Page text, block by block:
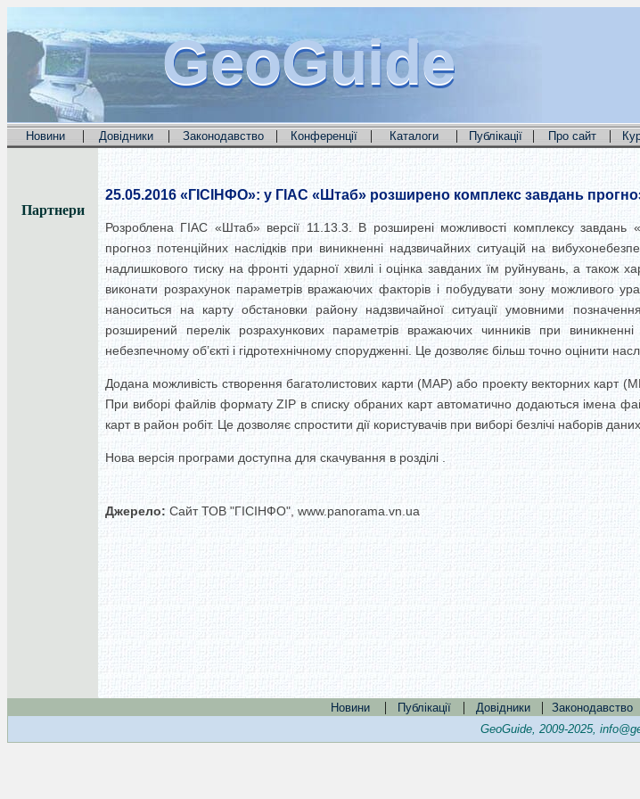
GeoGuide
GeoGuide
GeoGuide
Новини | Довідники | Законодавство | Конференції | Каталоги | Публікації | Про сайт |
Партнери
25.05.2016 «ГІСІНФО»: у ГІАС «Штаб» розширено комплекс завдань
Розроблена ГІАС «Штаб» версії 11.13.3. В розширені можливості комплексу завдань «
прогноз потенційних наслідків при виникненні надзвичайних ситуацій на
надлишкового тиску на фронті ударної хвилі і оцінка завданих їм руйнувань, а також
виконати розрахунок параметрів вражаючих факторів і побудувати зону можливого
наноситься на карту обстановки району надзвичайної ситуації умовними
розширений перелік розрахункових параметрів вражаючих чинників при виникненні
небезпечному об’єкті і гідротехнічному спорудженні. Це дозволяє більш точно оцінити
Додана можливість створення багатолистових карти (MAP) або проекту векторних карт
При виборі файлів формату ZIP в списку обраних карт автоматично додаються імена
карт в район робіт. Це дозволяє спростити дії користувачів при виборі безлічі наборів
Нова версія програми доступна для скачування в розділі .
Джерело: Сайт ТОВ "ГІСІНФО", www.panorama.vn.ua
Новини | Публікації | Довідники | Законодавство
GeoGuide, 2009-2025,